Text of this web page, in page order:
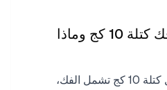
كم دقيقة يستغرق فك كتلة 10 كج وماذا
خطط لـ 8–12 دقيقة لكل كتلة 10 كج تشمل الفك،